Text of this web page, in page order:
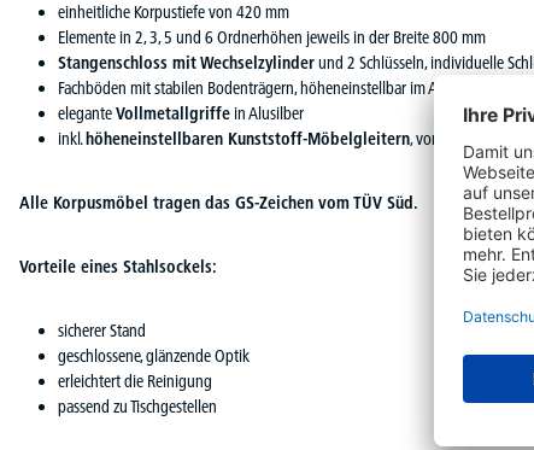
einheitliche Korpustiefe von 420 mm
Elemente in 2, 3, 5 und 6 Ordnerhöhen jeweils in der Breite 800 mm
Stangenschloss mit Wechselzylinderund 2 Schlüsseln, individuelle
Fachböden mit stabilen Bodenträgern, höheneinstellbar im Abstand von
eleganteVollmetallgriffein Alusilber
inkl. höheneinstellbaren Kunststoff-Möbelgleitern, von innen
Alle Korpusmöbel tragen das GS-Zeichen vom TÜV Süd.
Vorteile eines Stahlsockels:
sicherer Stand
geschlossene, glänzende Optik
erleichtert die Reinigung
passend zu Tischgestellen